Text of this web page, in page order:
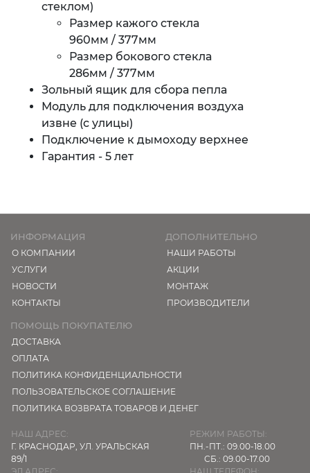
стеклом)
Размер кажого стекла
960мм / 377мм
Размер бокового стекла
286мм / 377мм
Зольный ящик для сбора пепла
Модуль для подключения воздуха
извне (с улицы)
Подключение к дымоходу верхнее
Гарантия - 5 лет
ИНФОРМАЦИЯ
О КОМПАНИИ
УСЛУГИ
НОВОСТИ
КОНТАКТЫ
ДОПОЛНИТЕЛЬНО
НАШИ РАБОТЫ
АКЦИИ
МОНТАЖ
ПРОИЗВОДИТЕЛИ
ПОМОЩЬ ПОКУПАТЕЛЮ
ДОСТАВКА
ОПЛАТА
ПОЛИТИКА КОНФИДЕНЦИАЛЬНОСТИ
ПОЛЬЗОВАТЕЛЬСКОЕ СОГЛАШЕНИЕ
ПОЛИТИКА ВОЗВРАТА ТОВАРОВ И ДЕНЕГ
НАШ АДРЕС:
Г. КРАСНОДАР, УЛ. УРАЛЬСКАЯ
89/1
РЕЖИМ РАБОТЫ:
ПН.-ПТ.: 09.00-18.00
СБ.: 09.00-17.00